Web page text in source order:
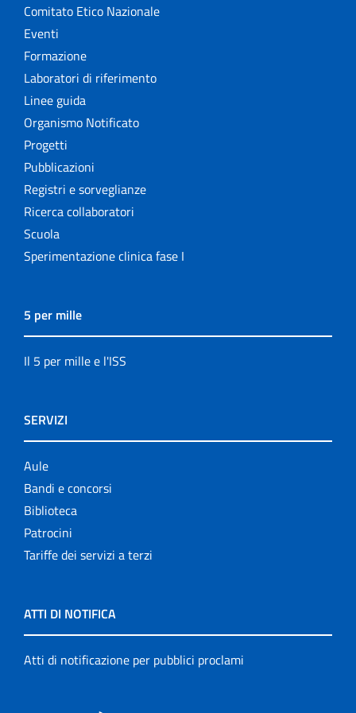
Comitato Etico Nazionale
Eventi
Formazione
Laboratori di riferimento
Linee guida
Organismo Notificato
Progetti
Pubblicazioni
Registri e sorveglianze
Ricerca collaboratori
Scuola
Sperimentazione clinica fase I
5 per mille
Il 5 per mille e l'ISS
SERVIZI
Aule
Bandi e concorsi
Biblioteca
Patrocini
Tariffe dei servizi a terzi
ATTI DI NOTIFICA
Atti di notificazione per pubblici proclami